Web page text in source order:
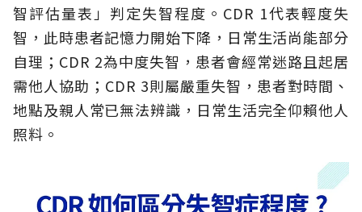
智評估量表」判定失智程度。CDR 1代表輕度失
智，此時患者記憶力開始下降，日常生活尚能部分
自理；CDR 2為中度失智，患者會經常迷路且起居
需他人協助；CDR 3則屬嚴重失智，患者對時間、
地點及親人常已無法辨識，日常生活完全仰賴他人
照料。